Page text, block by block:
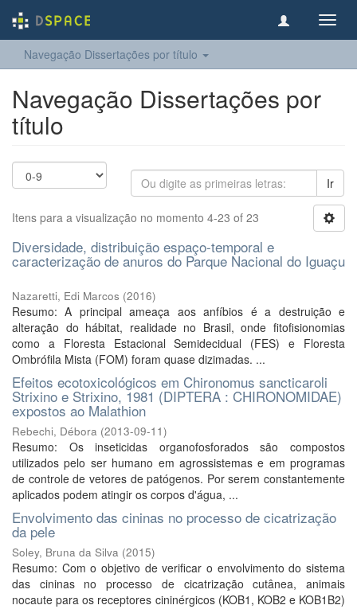
Navegação Dissertações por título
Navegação Dissertações por
título
Ir
Itens para a visualização no momento 4-23 of 23
Diversidade, distribuição espaço-temporal e
caracterização de anuros do Parque Nacional do Iguaçu
Nazaretti, Edi Marcos (2016)
Resumo: A principal ameaça aos anfíbios é a destruição e
alteração do hábitat, realidade no Brasil, onde fitofisionomias
como a Floresta Estacional Semidecidual (FES) e Floresta
Ombrófila Mista (FOM) foram quase dizimadas. ...
Efeitos ecotoxicológicos em Chironomus sancticaroli
Strixino e Strixino, 1981 (DIPTERA : CHIRONOMIDAE)
expostos ao Malathion
Rebechi, Débora (2013-09-11)
Resumo: Os inseticidas organofosforados são compostos
utilizados pelo ser humano em agrossistemas e em programas
de controle de vetores de patógenos. Por serem constantemente
aplicados podem atingir os corpos d'água, ...
Envolvimento das cininas no processo de cicatrização
da pele
Soley, Bruna da Silva (2015)
Resumo: Com o objetivo de verificar o envolvimento do sistema
das cininas no processo de cicatrização cutânea, animais
nocaute para os receptores cininérgicos (KOB1, KOB2 e KOB1B2)